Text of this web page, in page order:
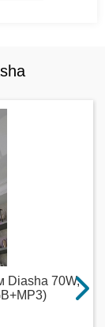
Diasha 70W,